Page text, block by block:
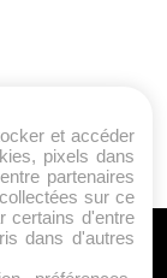
et accéder
pixels dans
partenaires
sur ce
certains d'entre
dans d'autres